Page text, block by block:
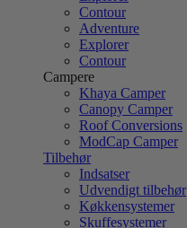
Contour
Adventure
Explorer
Contour
Campere
Khaya Camper
Canopy Camper
Roof Conversions
ModCap Camper
Tilbehør
Indsatser
Udvendigt tilbehør
Køkkensystemer
Skuffesystemer